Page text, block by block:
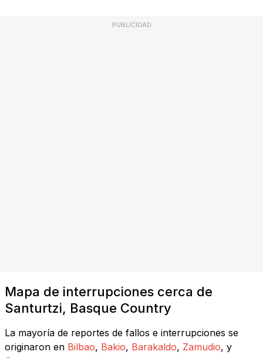
PUBLICIDAD
Mapa de interrupciones cerca de
Santurtzi, Basque Country
La mayoría de reportes de fallos e interrupciones se
originaron en Bilbao, Bakio, Barakaldo, Zamudio, y